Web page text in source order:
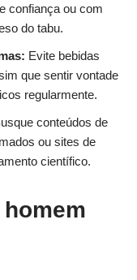
confiança ou com
do tabu.
Evite bebidas
que sentir vontade
regularmente.
conteúdos de
ou sites de
científico.